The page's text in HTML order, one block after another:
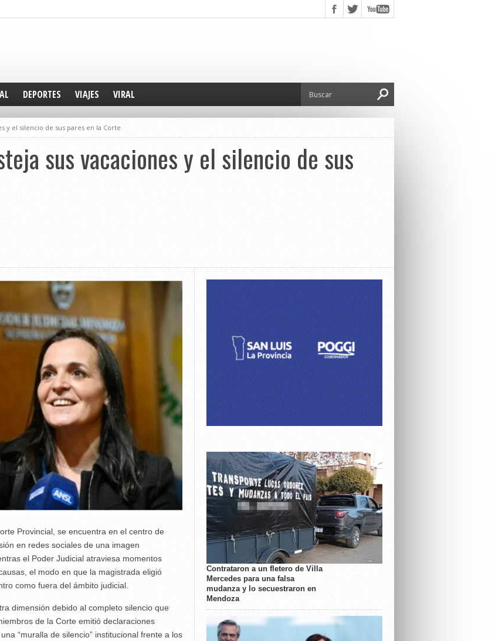
DEPORTES VIAJES VIRAL
y el silencio de sus pares en la Corte
sus vacaciones y el silencio de sus
Provincial, se encuentra en el centro de
en redes sociales de una imagen
el Poder Judicial atraviesa momentos
el modo en que la magistrada eligió
como fuera del ámbito judicial.
dimensión debido al completo silencio que
de la Corte emitió declaraciones
“muralla de silencio” institucional frente a los
Contrataron a un fletero de Villa
Mercedes para una falsa
mudanza y lo secuestraron en
Mendoza